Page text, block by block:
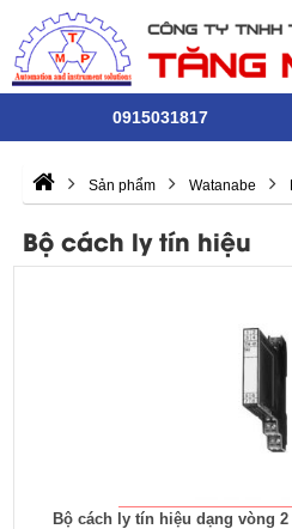
0915031817
Sản phẩm Watanabe
Bộ cách ly tín hiệu
Bộ cách ly tín hiệu dạng vòng 2